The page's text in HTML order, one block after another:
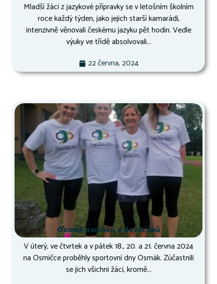
Mladší žáci z jazykové přípravky se v letošním školním
roce každý týden, jako jejich starší kamarádi,
intenzivně věnovali českému jazyku pět hodin. Vedle
výuky ve třídě absolvovali...
22 června, 2024
Osmák osmáků a deváťáků
V úterý, ve čtvrtek a v pátek 18., 20. a 21. června 2024
na Osmičce proběhly sportovní dny Osmák. Zúčastnili
se jich všichni žáci, kromě...